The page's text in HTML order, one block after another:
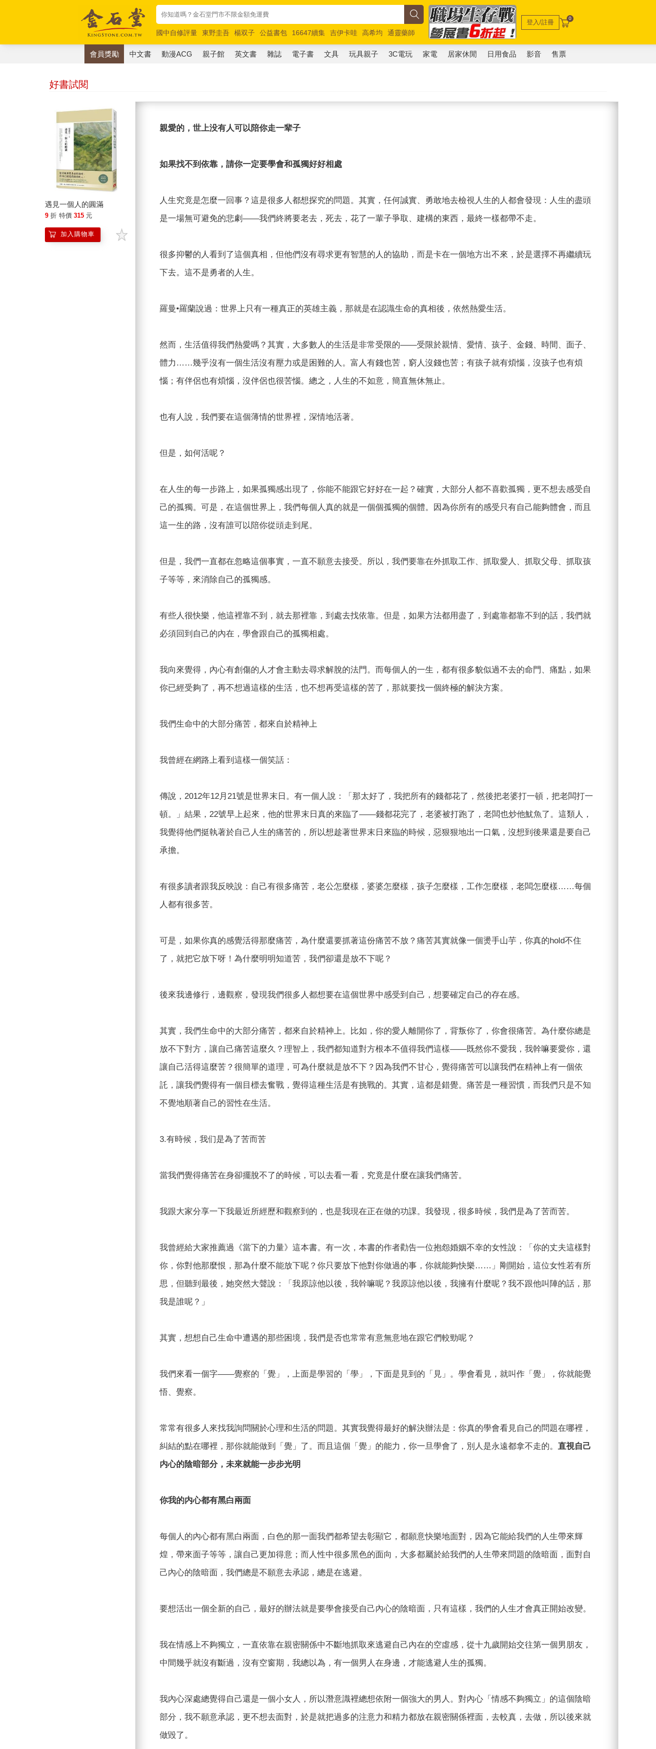
國中自修評量 東野圭吾 楊双子 公益書包 16647續集 吉伊卡哇 高希均
通靈藥師
唯紅花綻放
奧德賽 路邊攤新作 馬斯克 玩具總動員5 超慢跑
登入/註冊 0
會員獎勵 中文書 動漫ACG 親子館 英文書 雜誌 電子書 文具 玩具親子 3C電玩 家電 居家休閒 日用食品 影音 售票
好書試閱
遇見一個人的圓滿
9 折 特價 315 元
加入購物車
親愛的，世上没有人可以陪你走一辈子
如果找不到依靠，請你一定要學會和孤獨好好相處
人生究竟是怎麼一回事？這是很多人都想探究的問題。其實，任何誠實、勇敢地去檢視人生的人都會發現：人生的盡頭
是一場無可避免的悲劇——我們終將要老去，死去，花了一輩子爭取、建構的東西，最終一樣都帶不走。
很多抑鬱的人看到了這個真相，但他們沒有尋求更有智慧的人的協助，而是卡在一個地方出不來，於是選擇不再繼續玩
下去。這不是勇者的人生。
羅曼•羅蘭說過：世界上只有一種真正的英雄主義，那就是在認識生命的真相後，依然熱愛生活。
然而，生活值得我們熱愛嗎？其實，大多數人的生活是非常受限的——受限於親情、愛情、孩子、金錢、時間、面子、
體力……幾乎沒有一個生活沒有壓力或是困難的人。富人有錢也苦，窮人沒錢也苦；有孩子就有煩惱，沒孩子也有煩
惱；有伴侶也有煩惱，沒伴侶也很苦惱。總之，人生的不如意，簡直無休無止。
也有人說，我們要在這個薄情的世界裡，深情地活著。
但是，如何活呢？
在人生的每一步路上，如果孤獨感出現了，你能不能跟它好好在一起？確實，大部分人都不喜歡孤獨，更不想去感受自
己的孤獨。可是，在這個世界上，我們每個人真的就是一個個孤獨的個體。因為你所有的感受只有自己能夠體會，而且
這一生的路，沒有誰可以陪你從頭走到尾。
但是，我們一直都在忽略這個事實，一直不願意去接受。所以，我們要靠在外抓取工作、抓取愛人、抓取父母、抓取孩
子等等，來消除自己的孤獨感。
有些人很快樂，他這裡靠不到，就去那裡靠，到處去找依靠。但是，如果方法都用盡了，到處靠都靠不到的話，我們就
必須回到自己的內在，學會跟自己的孤獨相處。
我向來覺得，內心有創傷的人才會主動去尋求解脫的法門。而每個人的一生，都有很多貌似過不去的命門、痛點，如果
你已經受夠了，再不想過這樣的生活，也不想再受這樣的苦了，那就要找一個終極的解決方案。
我們生命中的大部分痛苦，都來自於精神上
我曾經在網路上看到這樣一個笑話：
傳說，2012年12月21號是世界末日。有一個人說：「那太好了，我把所有的錢都花了，然後把老婆打一頓，把老闆打一
頓。」結果，22號早上起來，他的世界末日真的來臨了——錢都花完了，老婆被打跑了，老闆也炒他魷魚了。這類人，
我覺得他們挺執著於自己人生的痛苦的，所以想趁著世界末日來臨的時候，惡狠狠地出一口氣，沒想到後果還是要自己
承擔。
有很多讀者跟我反映說：自己有很多痛苦，老公怎麼樣，婆婆怎麼樣，孩子怎麼樣，工作怎麼樣，老闆怎麼樣……每個
人都有很多苦。
可是，如果你真的感覺活得那麼痛苦，為什麼還要抓著這份痛苦不放？痛苦其實就像一個燙手山芋，你真的hold不住
了，就把它放下呀！為什麼明明知道苦，我們卻還是放不下呢？
後來我邊修行，邊觀察，發現我們很多人都想要在這個世界中感受到自己，想要確定自己的存在感。
其實，我們生命中的大部分痛苦，都來自於精神上。比如，你的愛人離開你了，背叛你了，你會很痛苦。為什麼你總是
放不下對方，讓自己痛苦這麼久？理智上，我們都知道對方根本不值得我們這樣——既然你不愛我，我幹嘛要愛你，還
讓自己活得這麼苦？很簡單的道理，可為什麼就是放不下？因為我們不甘心，覺得痛苦可以讓我們在精神上有一個依
託，讓我們覺得有一個目標去奮戰，覺得這種生活是有挑戰的。其實，這都是錯覺。痛苦是一種習慣，而我們只是不知
不覺地順著自己的習性在生活。
3.有時候，我们是為了苦而苦
當我們覺得痛苦在身卻擺脫不了的時候，可以去看一看，究竟是什麼在讓我們痛苦。
我跟大家分享一下我最近所經歷和觀察到的，也是我現在正在做的功課。我發現，很多時候，我們是為了苦而苦。
我曾經給大家推薦過《當下的力量》這本書。有一次，本書的作者勸告一位抱怨婚姻不幸的女性說：「你的丈夫這樣對
你，你對他那麼恨，那為什麼不能放下呢？你只要放下他對你做過的事，你就能夠快樂……」剛開始，這位女性若有所
思，但聽到最後，她突然大聲說：「我原諒他以後，我幹嘛呢？我原諒他以後，我擁有什麼呢？我不跟他叫陣的話，那
我是誰呢？」
其實，想想自己生命中遭遇的那些困境，我們是否也常常有意無意地在跟它們較勁呢？
我們來看一個字——覺察的「覺」，上面是學習的「學」，下面是見到的「見」。學會看見，就叫作「覺」，你就能覺
悟、覺察。
常常有很多人來找我詢問關於心理和生活的問題。其實我覺得最好的解決辦法是：你真的學會看見自己的問題在哪裡，
糾結的點在哪裡，那你就能做到「覺」了。而且這個「覺」的能力，你一旦學會了，別人是永遠都拿不走的。直視自己
内心的陰暗部分，未來就能一步步光明
你我的内心都有黑白兩面
每個人的內心都有黑白兩面，白色的那一面我們都希望去彰顯它，都願意快樂地面對，因為它能給我們的人生帶來輝
煌，帶來面子等等，讓自己更加得意；而人性中很多黑色的面向，大多都屬於給我們的人生帶來問題的陰暗面，面對自
己內心的陰暗面，我們總是不願意去承認，總是在逃避。
要想活出一個全新的自己，最好的辦法就是要學會接受自己內心的陰暗面，只有這樣，我們的人生才會真正開始改變。
我在情感上不夠獨立，一直依靠在親密關係中不斷地抓取來逃避自己內在的空虛感，從十九歲開始交往第一個男朋友，
中間幾乎就沒有斷過，沒有空窗期，我總以為，有一個男人在身邊，才能逃避人生的孤獨。
我內心深處總覺得自己還是一個小女人，所以潛意識裡總想依附一個強大的男人。對內心「情感不夠獨立」的這個陰暗
部分，我不願意承認，更不想去面對，於是就把過多的注意力和精力都放在親密關係裡面，去較真，去做，所以後來就
做毀了。